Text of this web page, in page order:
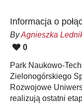
Informacja o
ByAgnieszka
0
Park Naukowo-
Zielonogórskiego
Rozwojowe
realizują ostatni